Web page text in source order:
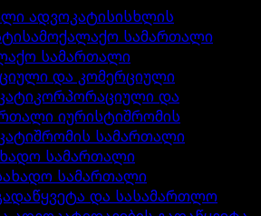
ადვოკატისისხლის
სამოქალაქო სამართალი
სამართალი
და კომერციული
კორპორაციული და
იურისტიშრომის
შრომის სამართალი
სამართალი
სამართალი
და სასამართლო